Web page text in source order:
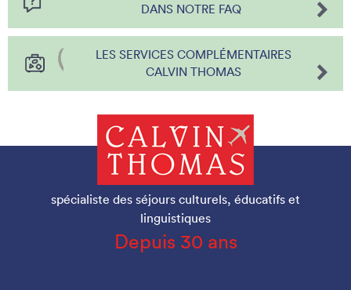
DANS NOTRE FAQ
LES SERVICES COMPLÉMENTAIRES
CALVIN THOMAS
spécialiste des séjours culturels, éducatifs et
linguistiques
Depuis 30 ans